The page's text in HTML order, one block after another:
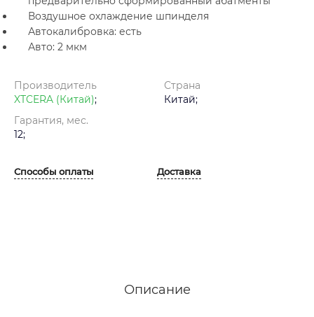
Воздушное охлаждение шпинделя
Автокалибровка: есть
Авто: 2 мкм
Производитель
XTCERA (Китай);
Страна
Китай;
Гарантия, мес.
12;
Способы оплаты Доставка
Описание